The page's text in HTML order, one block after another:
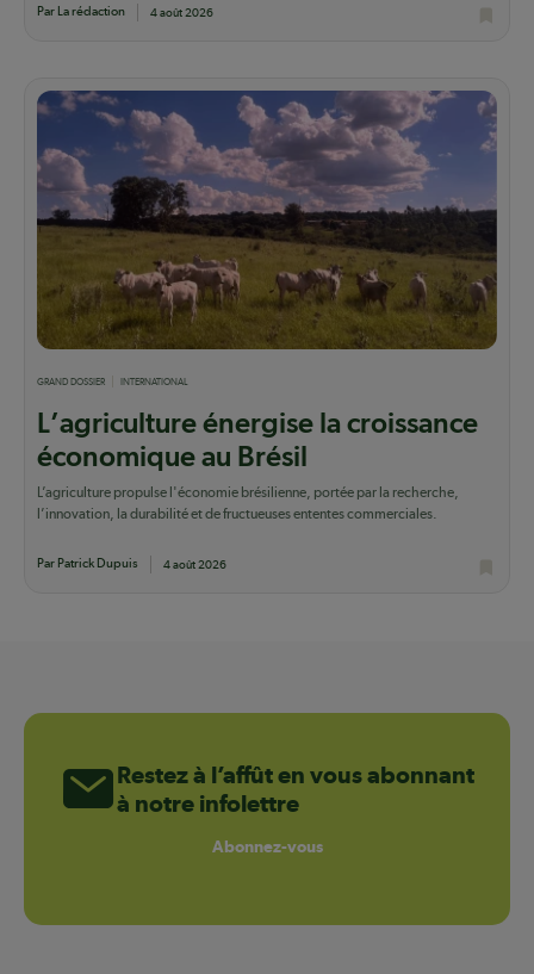
Par La rédaction 4 août 2026
GRAND DOSSIER INTERNATIONAL
L’agriculture énergise la croissance
économique au Brésil
L’agriculture propulse l'économie brésilienne, portée par la recherche,
l’innovation, la durabilité et de fructueuses ententes commerciales.
Par Patrick Dupuis 4 août 2026
Restez à l’affût en vous abonnant
à notre infolettre
Abonnez-vous